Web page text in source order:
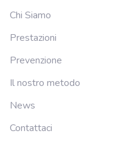
Chi Siamo
Prestazioni
Prevenzione
Il nostro metodo
News
Contattaci